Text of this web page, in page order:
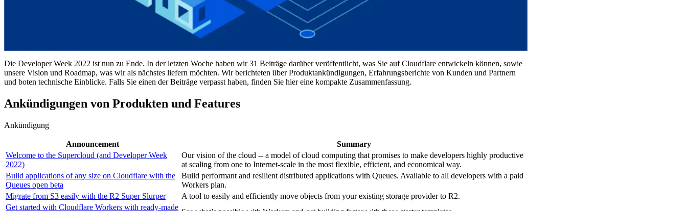
Die Developer Week 2022 ist nun zu Ende. In der letzten Woche haben wir 31 Beiträge darüber veröffentlicht, was Sie auf Cloudflare entwickeln können, sowie
unsere Vision und Roadmap, was wir als nächstes liefern möchten. Wir berichteten über Produktankündigungen, Erfahrungsberichte von Kunden und Partnern
und boten technische Einblicke. Falls Sie einen der Beiträge verpasst haben, finden Sie hier eine kompakte Zusammenfassung.
Ankündigungen von Produkten und Features
Ankündigung
Announcement
Summary
Welcome to the Supercloud (and Developer Week
2022)
Our vision of the cloud -- a model of cloud computing that promises to make developers highly productive
at scaling from one to Internet-scale in the most flexible, efficient, and economical way.
Build applications of any size on Cloudflare with the
Queues open beta
Build performant and resilient distributed applications with Queues. Available to all developers with a paid
Workers plan.
Migrate from S3 easily with the R2 Super Slurper
A tool to easily and efficiently move objects from your existing storage provider to R2.
Get started with Cloudflare Workers with ready-made